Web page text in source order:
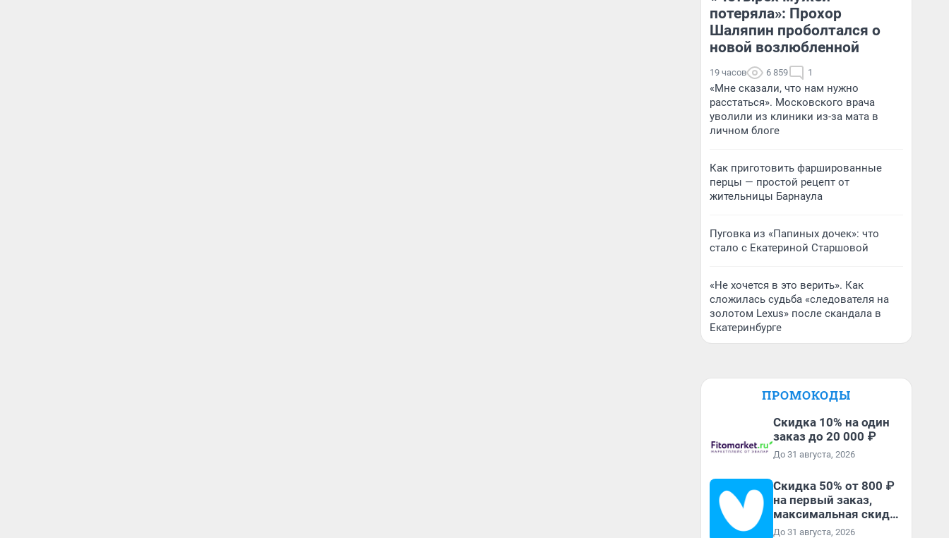
потеряла»: Прохор
Шаляпин проболтался о
новой возлюбленной
19 часов 6 859 1
«Мне сказали, что нам нужно
расстаться». Московского врача
уволили из клиники из-за мата в
личном блоге
Как приготовить фаршированные
перцы — простой рецепт от
жительницы Барнаула
Пуговка из «Папиных дочек»: что
стало с Екатериной Старшовой
«Не хочется в это верить». Как
сложилась судьба «следователя на
золотом Lexus» после скандала в
Екатеринбурге
ПРОМОКОДЫ
Скидка 10% на один
заказ до 20 000 ₽
До 31 августа, 2026
Скидка 50% от 800 ₽
на первый заказ,
максимальная скидка
600 ₽
До 31 августа, 2026